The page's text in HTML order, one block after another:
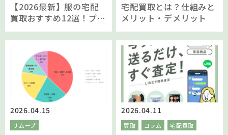
【2026最新】服の宅配
買取おすすめ12選！ブラ
ンド服を高価買取するコ
ツと人気業者を比較
宅配買取とは？仕組みと
メリット・デメリット
2026.04.15
リムーブ
2026.04.11
買取 コラム 宅配買取